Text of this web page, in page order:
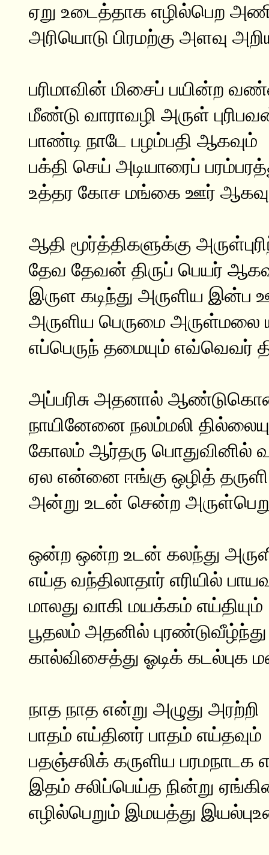
ஏறு உடைத்தாக எழில்பெற
அரியொடு பிரமற்கு அளவு
பரிமாவின் மிசைப் பயின்ற
மீண்டு வாராவழி அருள்
பாண்டி நாடே பழம்பதி ஆகவும்
பக்தி செய் அடியாரைப்
உத்தர கோச மங்கை ஊர்
ஆதி மூர்த்திகளுக்கு
தேவ தேவன் திருப் பெயர்
இருள கடிந்து அருளிய இன்ப
அருளிய பெருமை அருள்மலை
எப்பெருந் தமையும் எவ்வெவர்
அப்பரிசு அதனால்
நாயினேனை நலம்மலி
கோலம் ஆர்தரு பொதுவினில்
ஏல என்னை ஈங்கு ஒழித் தருளி
அன்று உடன் சென்ற
ஒன்ற ஒன்ற உடன் கலந்து
எய்த வந்திலாதார் எரியில்
மாலது வாகி மயக்கம் எய்தியும்
பூதலம் அதனில் புரண்டுவீழ்ந்து
கால்விசைத்து ஓடிக் கடல்புக
நாத நாத என்று அழுது அரற்றி
பாதம் எய்தினர் பாதம் எய்தவும்
பதஞ்சலிக் கருளிய பரமநாடக
இதம் சலிப்பெய்த நின்று
எழில்பெறும் இமயத்து